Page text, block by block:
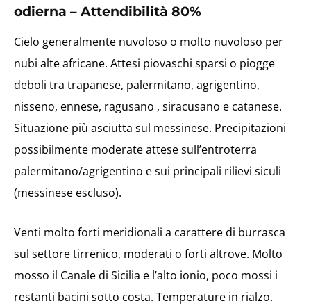
odierna – Attendibilità 80%
Cielo generalmente nuvoloso o molto nuvoloso per
nubi alte africane. Attesi piovaschi sparsi o piogge
deboli tra trapanese, palermitano, agrigentino,
nisseno, ennese, ragusano , siracusano e catanese.
Situazione più asciutta sul messinese. Precipitazioni
possibilmente moderate attese sull’entroterra
palermitano/agrigentino e sui principali rilievi siculi
(messinese escluso).
Venti molto forti meridionali a carattere di burrasca
sul settore tirrenico, moderati o forti altrove. Molto
mosso il Canale di Sicilia e l’alto ionio, poco mossi i
restanti bacini sotto costa. Temperature in rialzo.